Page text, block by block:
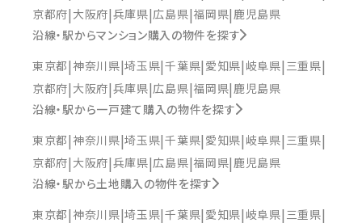
京都府 大阪府 兵庫県 広島県 福岡県 鹿児島県
沿線・駅からマンション購入の物件を探す
東京都 神奈川県 埼玉県 千葉県 愛知県 岐阜県 三重県
京都府 大阪府 兵庫県 広島県 福岡県 鹿児島県
沿線・駅から一戸建て購入の物件を探す
東京都 神奈川県 埼玉県 千葉県 愛知県 岐阜県 三重県
京都府 大阪府 兵庫県 広島県 福岡県 鹿児島県
沿線・駅から土地購入の物件を探す
東京都 神奈川県 埼玉県 千葉県 愛知県 岐阜県 三重県